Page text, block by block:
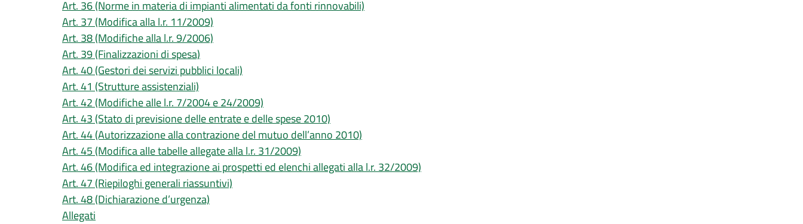
Art. 36 (Norme in materia di impianti alimentati da fonti rinnovabili)
Art. 37 (Modifica alla l.r. 11/2009)
Art. 38 (Modifiche alla l.r. 9/2006)
Art. 39 (Finalizzazioni di spesa)
Art. 40 (Gestori dei servizi pubblici locali)
Art. 41 (Strutture assistenziali)
Art. 42 (Modifiche alle l.r. 7/2004 e 24/2009)
Art. 43 (Stato di previsione delle entrate e delle spese 2010)
Art. 44 (Autorizzazione alla contrazione del mutuo dell’anno 2010)
Art. 45 (Modifica alle tabelle allegate alla l.r. 31/2009)
Art. 46 (Modifica ed integrazione ai prospetti ed elenchi allegati alla l.r. 32/2009)
Art. 47 (Riepiloghi generali riassuntivi)
Art. 48 (Dichiarazione d’urgenza)
Allegati